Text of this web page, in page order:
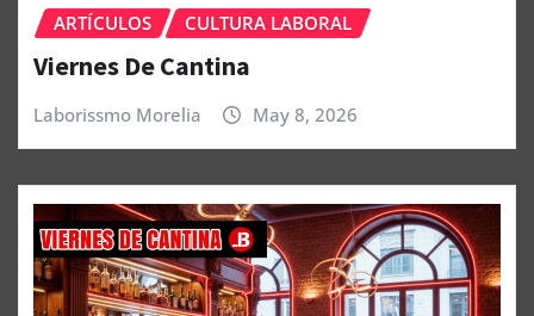
ARTÍCULOS CULTURA LABORAL
Viernes De Cantina
Laborissmo Morelia May 8, 2026